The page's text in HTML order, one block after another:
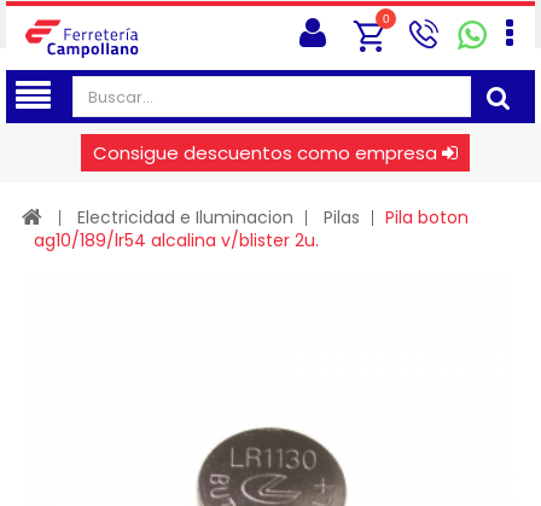
0
Consigue descuentos como empresa
Electricidad e Iluminacion Pilas
Pila boton
ag10/189/lr54 alcalina v/blister 2u.